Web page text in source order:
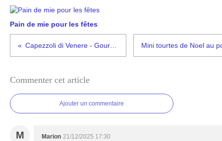
Pain de mie pour les fêtes
Commenter cet article
Ajouter un commentaire
M Marion 21/12/2025 17:30